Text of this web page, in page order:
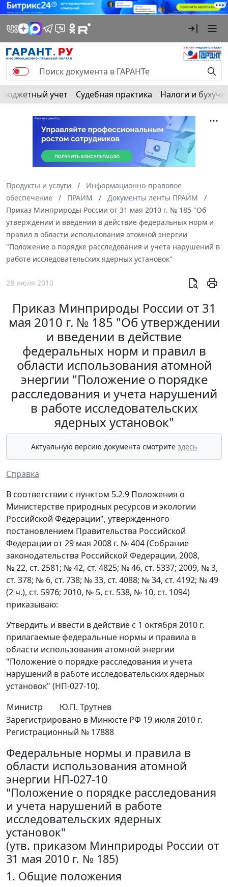
Бюджетный учет Судебная практика Налоги и
Продукты и услуги
Информационно-правовое
обеспечение
ПРАЙМ
Документы ленты ПРАЙМ
Приказ Минприроды России от 31 мая 2010 г. № 185 "Об
утверждении и введении в действие федеральных норм и
правил в области использования атомной энергии
"Положение о порядке расследования и учета нарушений в
работе исследовательских ядерных установок"
28 июля 2010
Приказ Минприроды России от 31
мая 2010 г. № 185 "Об утверждении
и введении в действие
федеральных норм и правил в
области использования атомной
энергии "Положение о порядке
расследования и учета нарушений
в работе исследовательских
ядерных установок"
Актуальную версию документа смотрите здесь
Справка
В соответствии с пунктом 5.2.9 Положения о
Министерстве природных ресурсов и экологии
Российской Федерации", утвержденного
постановлением Правительства Российской
Федерации от 29 мая 2008 г. № 404 (Собрание
законодательства Российской Федерации, 2008,
№ 22, ст. 2581; № 42, ст. 4825; № 46, ст. 5337; 2009, № 3,
ст. 378; № 6, ст. 738; № 33, ст. 4088; № 34, ст. 4192; № 49
(2 ч.), ст. 5976; 2010, № 5, ст. 538, № 10, ст. 1094)
приказываю:
Утвердить и ввести в действие с 1 октября 2010 г.
прилагаемые федеральные нормы и правила в
области использования атомной энергии
"Положение о порядке расследования и учета
нарушений в работе исследовательских ядерных
установок" (НП-027-10).
Министр
Ю.П. Трутнев
Зарегистрировано в Минюсте РФ 19 июля 2010 г.
Регистрационный № 17888
Федеральные нормы и правила в
области использования атомной
энергии НП-027-10
"Положение о порядке расследования
и учета нарушений в работе
исследовательских ядерных
установок"
(утв. приказом Минприроды России от
31 мая 2010 г. № 185)
1. Общие положения